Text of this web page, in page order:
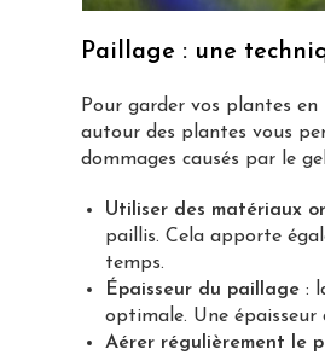
Paillage : une
Pour garder vos plantes
autour des plantes vous
dommages causés par le
Utiliser des matériaux
paillis. Cela apporte
temps.
Épaisseur du paillage :
optimale. Une épaisseur
Aérer régulièrement le